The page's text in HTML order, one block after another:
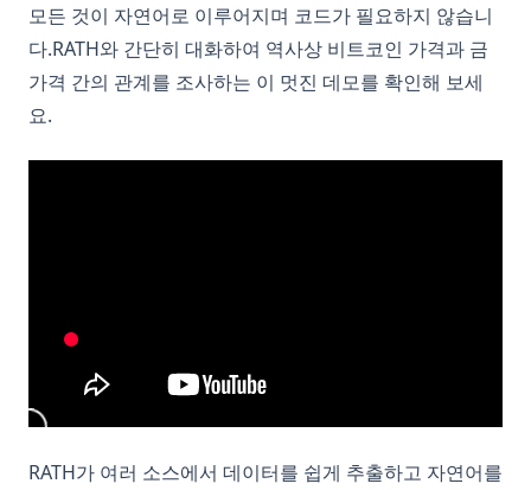
모든 것이 자연어로 이루어지며 코드가 필요하지 않습니
다.RATH와 간단히 대화하여 역사상 비트코인 가격과 금
가격 간의 관계를 조사하는 이 멋진 데모를 확인해 보세
요.
RATH가 여러 소스에서 데이터를 쉽게 추출하고 자연어를